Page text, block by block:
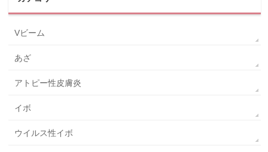
Vビーム
あざ
アトピー性皮膚炎
イボ
ウイルス性イボ